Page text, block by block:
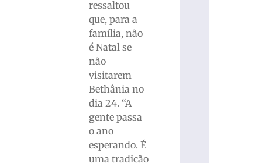
ressaltou
que, para a
família, não
é Natal se
não
visitarem
Bethânia no
dia 24. “A
gente passa
o ano
esperando. É
uma tradição